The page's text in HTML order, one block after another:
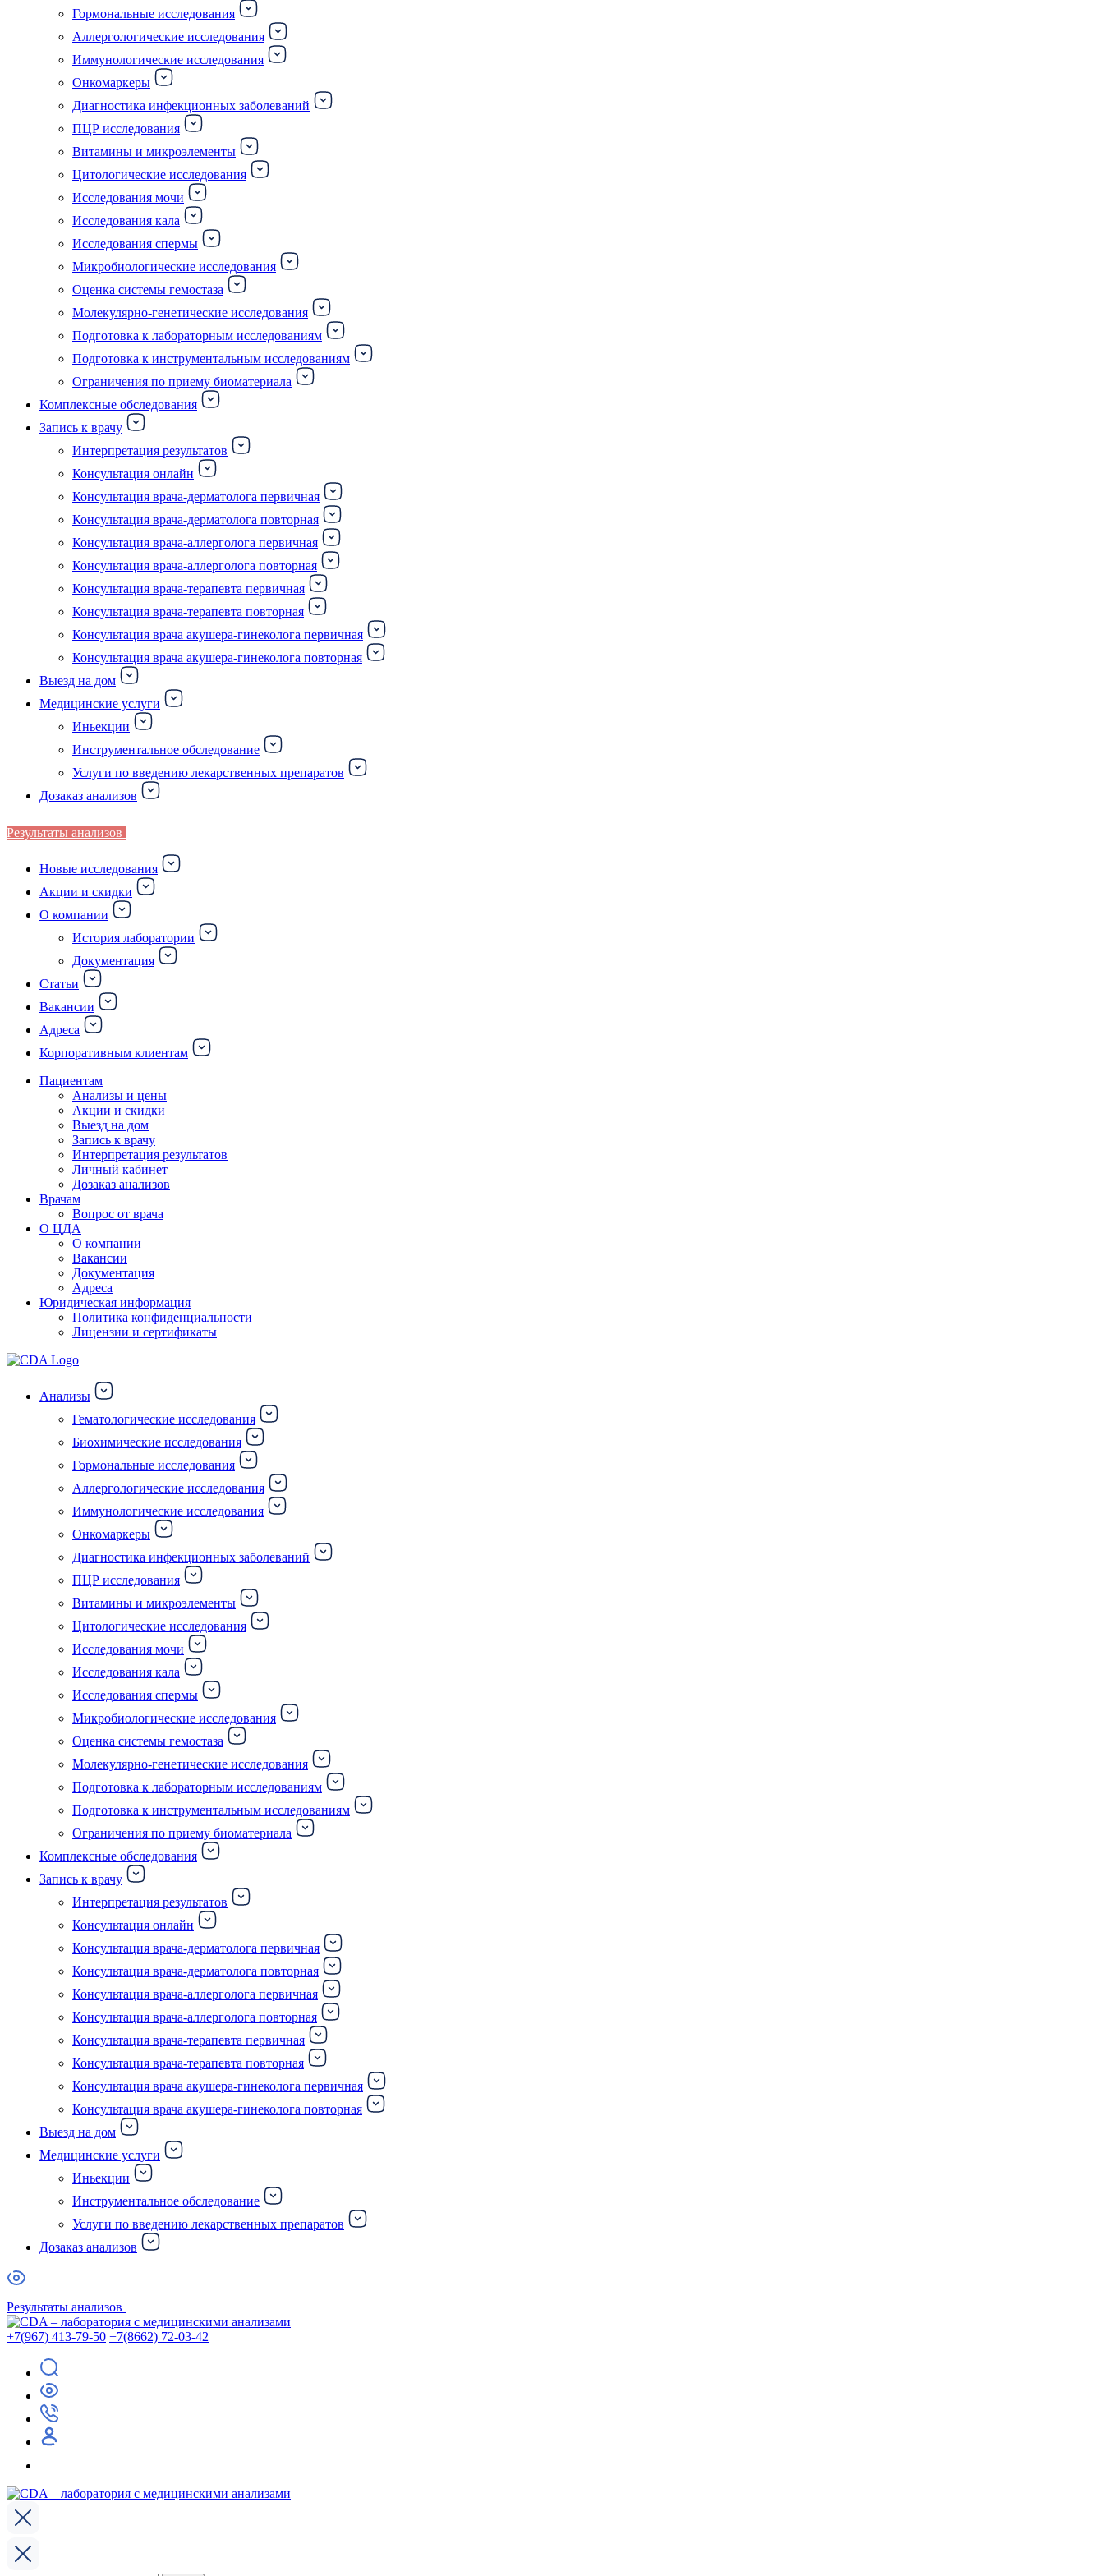
Гормональные исследования
Аллергологические исследования
Иммунологические исследования
Онкомаркеры
Диагностика инфекционных заболеваний
ПЦР исследования
Витамины и микроэлементы
Цитологические исследования
Исследования мочи
Исследования кала
Исследования спермы
Микробиологические исследования
Оценка системы гемостаза
Молекулярно-генетические исследования
Подготовка к лабораторным исследованиям
Подготовка к инструментальным исследованиям
Ограничения по приему биоматериала
Комплексные обследования
Запись к врачу
Интерпретация результатов
Консультация онлайн
Консультация врача-дерматолога первичная
Консультация врача-дерматолога повторная
Консультация врача-аллерголога первичная
Консультация врача-аллерголога повторная
Консультация врача-терапевта первичная
Консультация врача-терапевта повторная
Консультация врача акушера-гинеколога первичная
Консультация врача акушера-гинеколога повторная
Выезд на дом
Медицинские услуги
Иньекции
Инструментальное обследование
Услуги по введению лекарственных препаратов
Дозаказ анализов
Результаты анализов
Новые исследования
Акции и скидки
О компании
История лаборатории
Документация
Статьи
Вакансии
Адреса
Корпоративным клиентам
Пациентам
Анализы и цены
Акции и скидки
Выезд на дом
Запись к врачу
Интерпретация результатов
Личный кабинет
Дозаказ анализов
Врачам
Вопрос от врача
О ЦДА
О компании
Вакансии
Документация
Адреса
Юридическая информация
Политика конфиденциальности
Лицензии и сертификаты
Анализы
Гематологические исследования
Биохимические исследования
Гормональные исследования
Аллергологические исследования
Иммунологические исследования
Онкомаркеры
Диагностика инфекционных заболеваний
ПЦР исследования
Витамины и микроэлементы
Цитологические исследования
Исследования мочи
Исследования кала
Исследования спермы
Микробиологические исследования
Оценка системы гемостаза
Молекулярно-генетические исследования
Подготовка к лабораторным исследованиям
Подготовка к инструментальным исследованиям
Ограничения по приему биоматериала
Комплексные обследования
Запись к врачу
Интерпретация результатов
Консультация онлайн
Консультация врача-дерматолога первичная
Консультация врача-дерматолога повторная
Консультация врача-аллерголога первичная
Консультация врача-аллерголога повторная
Консультация врача-терапевта первичная
Консультация врача-терапевта повторная
Консультация врача акушера-гинеколога первичная
Консультация врача акушера-гинеколога повторная
Выезд на дом
Медицинские услуги
Иньекции
Инструментальное обследование
Услуги по введению лекарственных препаратов
Дозаказ анализов
Результаты анализов
+7(967) 413-79-50 +7(8662) 72-03-42